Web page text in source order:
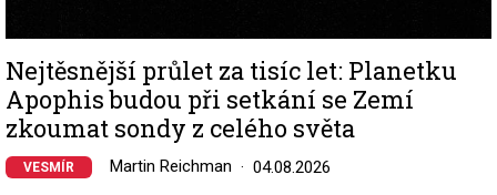
Nejtěsnější průlet za tisíc let: Planetku
Apophis budou při setkání se Zemí
zkoumat sondy z celého světa
VESMÍR Martin Reichman 04.08.2026